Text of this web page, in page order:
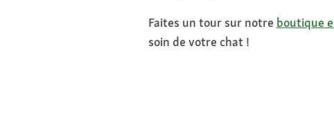
Faites un tour sur notre boutique
soin de votre chat !